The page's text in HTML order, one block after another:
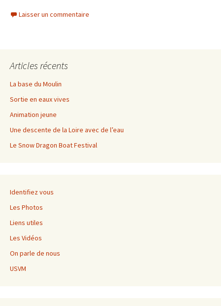
Laisser un commentaire
Articles récents
La base du Moulin
Sortie en eaux vives
Animation jeune
Une descente de la Loire avec de l’eau
Le Snow Dragon Boat Festival
Identifiez vous
Les Photos
Liens utiles
Les Vidéos
On parle de nous
USVM